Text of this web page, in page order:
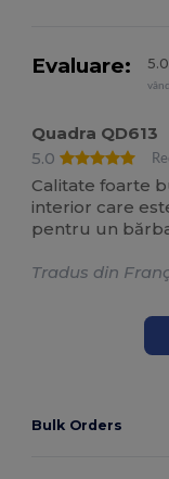
Evaluare:
Quadra QD613
5.0
Calitate foarte
interior care
pentru un
Tradus din
Bulk Orders